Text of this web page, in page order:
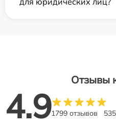
Отзывы
4.91799 отзывов